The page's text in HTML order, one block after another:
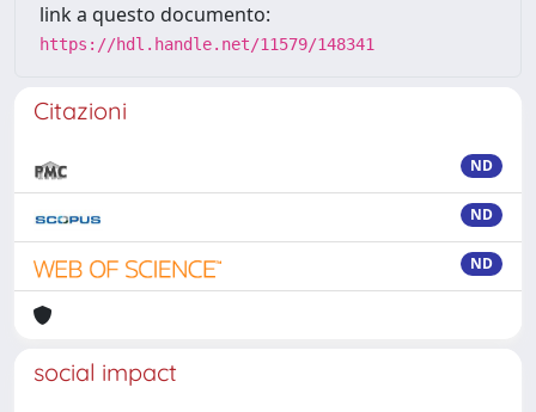
link a questo documento:
https://hdl.handle.net/11579/148341
Citazioni
ND
ND
ND
social impact